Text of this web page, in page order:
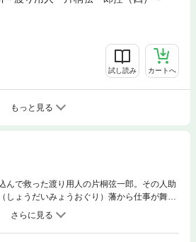
試し読み カートへ
もっと見る
んで救った渡り用人の片桐弦一郎。その人助
しょうだいみょうおぐり）藩から仕事が舞い
ん）する水練（すいれん）競技に参加する者
ばかりのひどい有様（ありさま）に苦悩する
に、小栗藩の存在を揺るがす一大騒動に巻き